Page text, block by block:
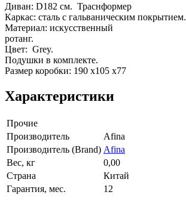
Диван: D182 см. Траснформер
Каркас: сталь с гальваническим покрытием.
Материал: искусственный
ротанг.
Цвет: Grey.
Подушки в комплекте.
Размер коробки: 190 х105 х77
Характеристики
Прочие
Производитель
Afina
Производитель (Brand) Afina
Вес, кг
0,00
Страна
Китай
Гарантия, мес.
12